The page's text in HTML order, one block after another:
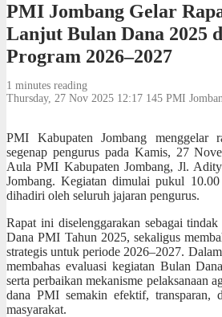
PMI Jombang Gelar
Lanjut Bulan Dana 2025
Program 2026–2027
1 minutes reading
Thursday, 27 Nov 2025 12:17 145 PMI
PMI Kabupaten Jombang menggelar
segenap pengurus pada Kamis, 27
Aula PMI Kabupaten Jombang, Jl.
Jombang. Kegiatan dimulai pukul
dihadiri oleh seluruh jajaran pengurus.
Rapat ini diselenggarakan sebagai
Dana PMI Tahun 2025, sekaligus
strategis untuk periode 2026–2027.
membahas evaluasi kegiatan Bulan
serta perbaikan mekanisme pelaksanaan
dana PMI semakin efektif, transparan,
masyarakat.